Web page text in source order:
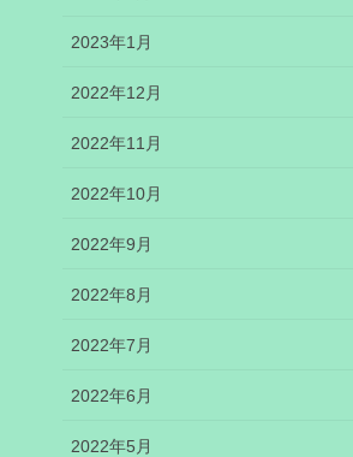
2023年1月
2022年12月
2022年11月
2022年10月
2022年9月
2022年8月
2022年7月
2022年6月
2022年5月